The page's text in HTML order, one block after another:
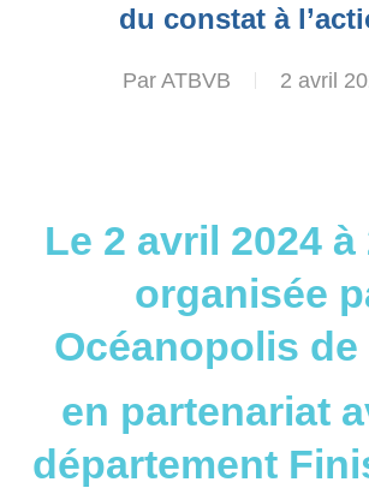
du constat à
Par ATBVB 2 avril
Le 2 avril 2024 à
organisée
Océanopolis de
en partenariat
département